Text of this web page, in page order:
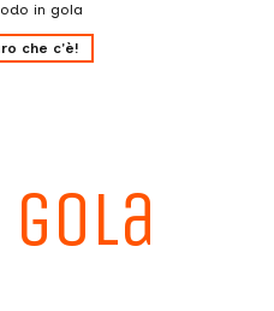
in gola
che c'è!
gola